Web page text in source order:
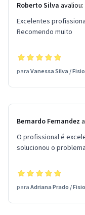
Roberto Silva avaliou:
Excelentes
Recomendo muito
para Vanessa Silva /
Bernardo Fernandez
O profissional é
solucionou o
para Adriana Prado /